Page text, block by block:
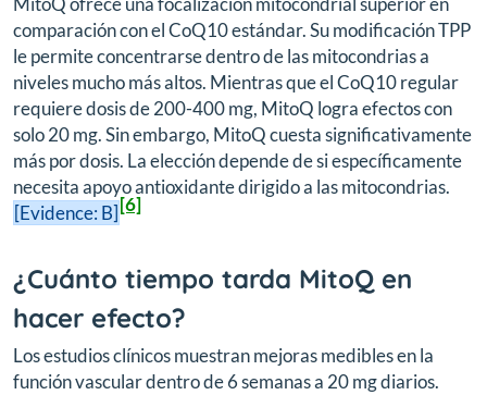
comparación con el CoQ10 estándar. Su modificación TPP
le permite concentrarse dentro de las mitocondrias a
niveles mucho más altos. Mientras que el CoQ10 regular
requiere dosis de 200-400 mg, MitoQ logra efectos con
solo 20 mg. Sin embargo, MitoQ cuesta significativamente
más por dosis. La elección depende de si específicamente
necesita apoyo antioxidante dirigido a las mitocondrias.
[Evidence: B][6]
¿Cuánto tiempo tarda MitoQ en
hacer efecto?
Los estudios clínicos muestran mejoras medibles en la
función vascular dentro de 6 semanas a 20 mg diarios.